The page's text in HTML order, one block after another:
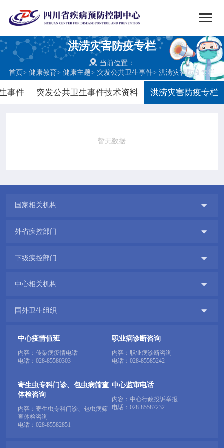

洪涝灾害防疫专栏
 当前位置：
首页> 健康教育> 健康主题> 突发公共卫生事件> 洪涝灾害防疫专栏
事件 突发公共卫生事件技术资料 洪涝灾害防疫专栏

网站首页
中心概况 
疾控服务
专业服务
科研培训
科普园地
在线互动 
政务公开
暂无数据
国家相关机构 
外省疾控部门 
下级疾控部门 
中心相关机构 
国外卫生组织 
中心疫情值班
内容：传染病疫情电话
电话： 028-85580303
职业病诊断咨询
内容：职业病诊断咨询
电话： 028-85585242
寄生虫专科门诊、包虫病筛查
体检咨询
内容：寄生虫专科门诊、包虫病筛
查体检咨询
电话： 028-85582851
中心监审电话
内容：中心行政投诉举报
电话： 028-85587232